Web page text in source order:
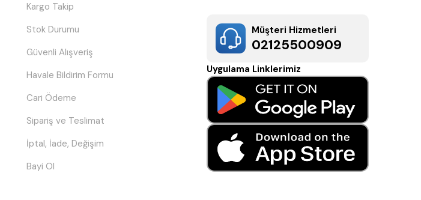
Kargo Takip
Stok Durumu
Güvenli Alışveriş
Havale Bildirim Formu
Cari Ödeme
Sipariş ve Teslimat
İptal, İade, Değişim
Bayi Ol
Müşteri Hizmetleri
02125500909
Uygulama Linklerimiz